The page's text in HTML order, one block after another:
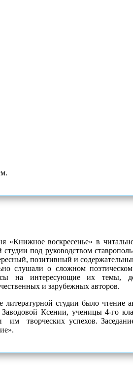
«Книжное воскресенье» в
студии под руководством
позитивный и
слушали о сложном поэтическом
на интересующие их темы,
и зарубежных авторов.
студии было чтение
Ксении, ученицы 4-го
творческих успехов.